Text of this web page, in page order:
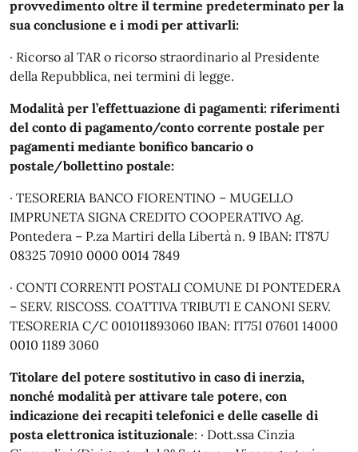
provvedimento oltre il termine predeterminato per la
sua conclusione e i modi per attivarli:
· Ricorso al TAR o ricorso straordinario al Presidente
della Repubblica, nei termini di legge.
Modalità per l’effettuazione di pagamenti: riferimenti
del conto di pagamento/conto corrente postale per
pagamenti mediante bonifico bancario o
postale/bollettino postale:
· TESORERIA BANCO FIORENTINO – MUGELLO
IMPRUNETA SIGNA CREDITO COOPERATIVO Ag.
Pontedera – P.za Martiri della Libertà n. 9 IBAN: IT87U
08325 70910 0000 0014 7849
· CONTI CORRENTI POSTALI COMUNE DI PONTEDERA
– SERV. RISCOSS. COATTIVA TRIBUTI E CANONI SERV.
TESORERIA C/C 001011893060 IBAN: IT75I 07601 14000
0010 1189 3060
Titolare del potere sostitutivo in caso di inerzia,
nonché modalità per attivare tale potere, con
indicazione dei recapiti telefonici e delle caselle di
posta elettronica istituzionale: · Dott.ssa Cinzia